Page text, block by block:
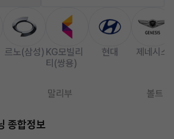
르노(삼성) KG모빌리
티(쌍용)
현대 제네시스
말리부 볼트
종합정보